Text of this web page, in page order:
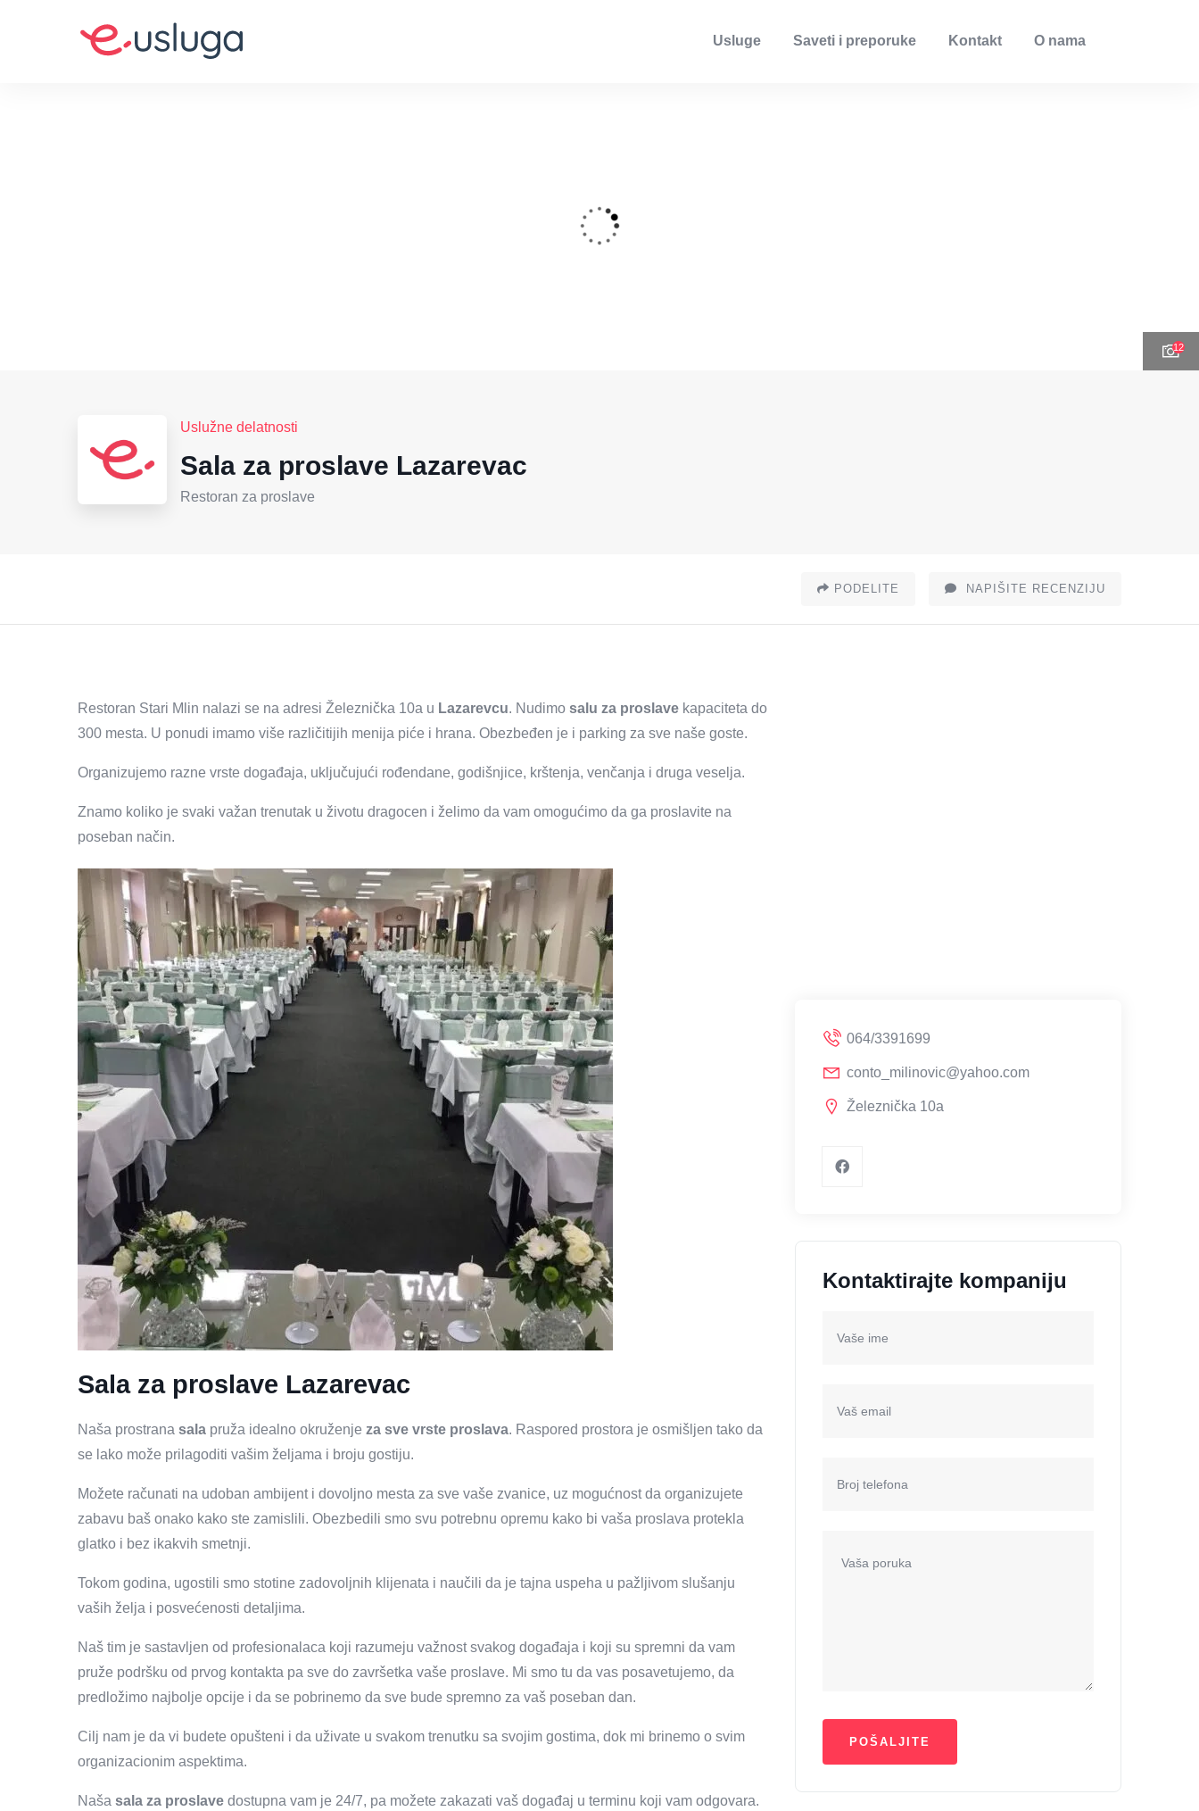
Usluge Saveti i preporuke Kontakt O nama
12
Uslužne delatnosti
Sala za proslave Lazarevac
Restoran za proslave
PODELITE NAPIŠITE RECENZIJU
Restoran Stari Mlin nalazi se na adresi Železnička 10a u Lazarevcu. Nudimo salu za proslave kapaciteta do
300 mesta. U ponudi imamo više različitijih menija piće i hrana. Obezbeđen je i parking za sve naše goste.
Organizujemo razne vrste događaja, uključujući rođendane, godišnjice, krštenja, venčanja i druga veselja.
Znamo koliko je svaki važan trenutak u životu dragocen i želimo da vam omogućimo da ga proslavite na
poseban način.
Sala za proslave Lazarevac
Naša prostrana sala pruža idealno okruženje za sve vrste proslava. Raspored prostora je osmišljen tako da
se lako može prilagoditi vašim željama i broju gostiju.
Možete računati na udoban ambijent i dovoljno mesta za sve vaše zvanice, uz mogućnost da organizujete
zabavu baš onako kako ste zamislili. Obezbedili smo svu potrebnu opremu kako bi vaša proslava protekla
glatko i bez ikakvih smetnji.
Tokom godina, ugostili smo stotine zadovoljnih klijenata i naučili da je tajna uspeha u pažljivom slušanju
vaših želja i posvećenosti detaljima.
Naš tim je sastavljen od profesionalaca koji razumeju važnost svakog događaja i koji su spremni da vam
pruže podršku od prvog kontakta pa sve do završetka vaše proslave. Mi smo tu da vas posavetujemo, da
predložimo najbolje opcije i da se pobrinemo da sve bude spremno za vaš poseban dan.
Cilj nam je da vi budete opušteni i da uživate u svakom trenutku sa svojim gostima, dok mi brinemo o svim
organizacionim aspektima.
Naša sala za proslave dostupna vam je 24/7, pa možete zakazati vaš događaj u terminu koji vam odgovara.
064/3391699
conto_milinovic@yahoo.com
Železnička 10a
Kontaktirajte kompaniju